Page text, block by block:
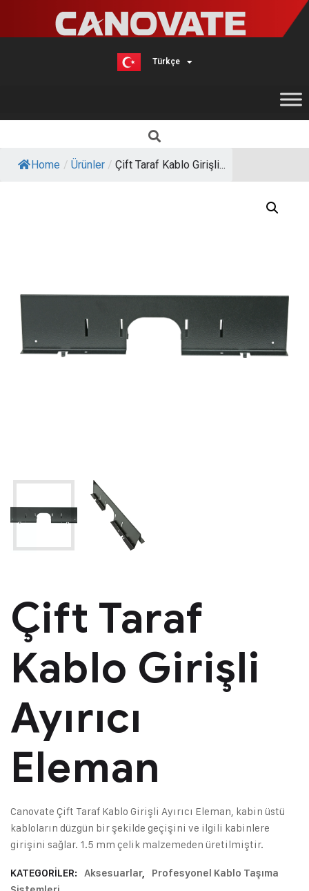
Türkçe
English
Home / Ürünler / Çift Taraf Kablo Girişli...
Çift Taraf
Kablo Girişli
Ayırıcı
Eleman
Canovate Çift Taraf Kablo Girişli Ayırıcı Eleman, kabin üstü
kabloların düzgün bir şekilde geçişini ve ilgili kabinlere
girişini sağlar. 1.5 mm çelik malzemeden üretilmiştir.
KATEGORILER: Aksesuarlar,
Profesyonel Kablo Taşıma